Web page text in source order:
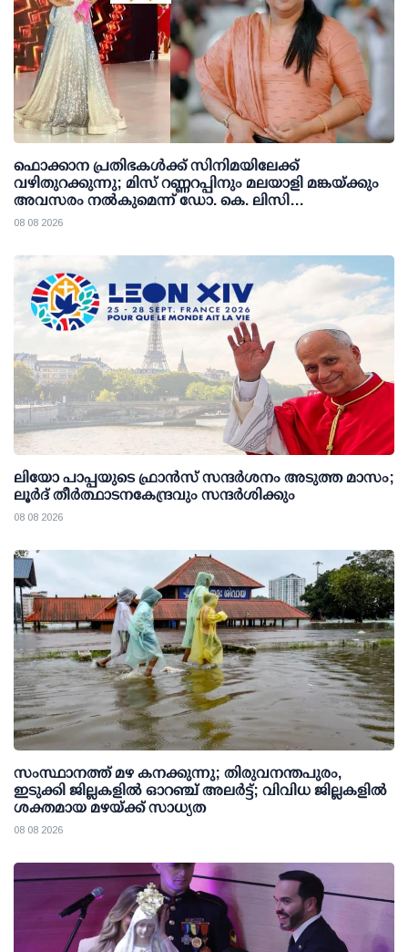
ഫൊക്കാന പ്രതിഭകള്‍ക്ക് സിനിമയിലേക്ക്
വഴിതുറക്കുന്നു; മിസ് റണ്ണറപ്പിനും മലയാളി മങ്കയ്ക്കും
അവസരം നല്‍കുമെന്ന് ഡോ. കെ. ലിസി
ഫെര്‍ണാണ്ടസ്
08 08 2026
ലിയോ പാപ്പയുടെ ഫ്രാൻസ് സന്ദർശനം അടുത്ത മാസം;
ലൂർദ് തീർത്ഥാടനകേന്ദ്രവും സന്ദർശിക്കും
08 08 2026
സംസ്ഥാനത്ത് മഴ കനക്കുന്നു; തിരുവനന്തപുരം,
ഇടുക്കി ജില്ലകളിൽ ഓറഞ്ച് അലർട്ട്; വിവിധ ജില്ലകളിൽ
ശക്തമായ മഴയ്ക്ക് സാധ്യത
08 08 2026